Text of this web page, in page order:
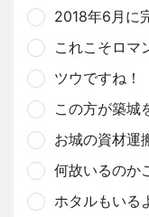
2018年6月に
これこそロ
ツウですね
この方が築
お城の資材
何故いるの
ホタルもい